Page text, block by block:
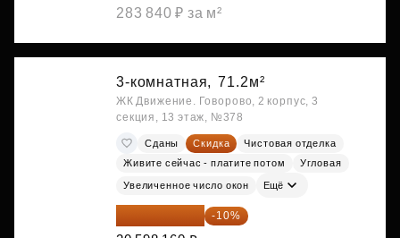
283 840 ₽ за м²
3-комнатная, 71.2м²
ЖК Движение. Говорово, 2 корпус, 3
секция, 13 этаж, №378
Сданы Скидка
Чистовая отделка
Живите сейчас - платите потом
Угловая
Увеличенное число окон Ещё
18 538 344 ₽ -10%